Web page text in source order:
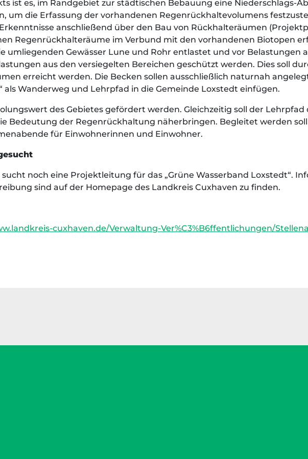
ist es, im Randgebiet zur städtischen Bebauung eine Niederschlags-
um die Erfassung der vorhandenen Regenrückhaltevolumens
anschließend über den Bau von Rückhalteräumen
Regenrückhalteräume im Verbund mit den vorhandenen Biotopen
umliegenden Gewässer Lune und Rohr entlastet und vor Belastungen
aus den versiegelten Bereichen geschützt werden. Dies soll
erreicht werden. Die Becken sollen ausschließlich naturnah
als Wanderweg und Lehrpfad in die Gemeinde Loxstedt einfügen.
des Gebietes gefördert werden. Gleichzeitig soll der
Bedeutung der Regenrückhaltung näherbringen. Begleitet werden
für Einwohnerinnen und Einwohner.
sucht noch eine Projektleitung für das „Grüne Wasserband Loxstedt“.
sind auf der Homepage des Landkreis Cuxhaven zu finden.
cuxhaven.de/Verwaltung-Ver%C3%B6ffentlichungen/